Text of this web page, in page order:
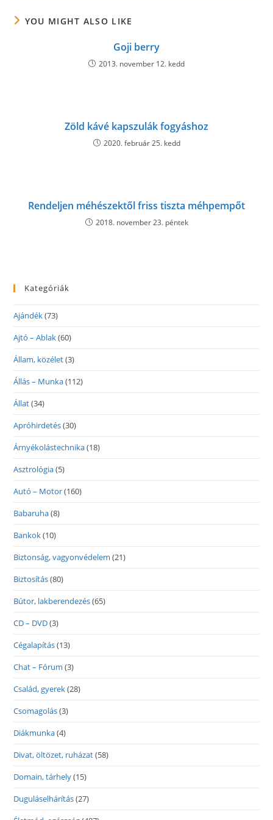
YOU MIGHT ALSO LIKE
Goji berry
2013. november 12. kedd
Zöld kávé kapszulák fogyáshoz
2020. február 25. kedd
Rendeljen méhészektől friss tiszta méhpempőt
2018. november 23. péntek
Kategóriák
Ajándék(73)
Ajtó – Ablak(60)
Állam, közélet(3)
Állás – Munka(112)
Állat(34)
Apróhirdetés(30)
Árnyékolástechnika(18)
Asztrológia(5)
Autó – Motor(160)
Babaruha(8)
Bankok(10)
Biztonság, vagyonvédelem (21)
Biztosítás(80)
Bútor, lakberendezés(65)
CD – DVD(3)
Cégalapítás(13)
Chat – Fórum (3)
Család, gyerek(28)
Csomagolás(3)
Diákmunka(4)
Divat, öltözet, ruházat(58)
Domain, tárhely(15)
Duguláselhárítás(27)